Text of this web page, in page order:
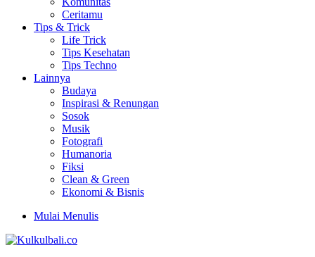
Ceritamu
Tips & Trick
Life Trick
Tips Kesehatan
Tips Techno
Lainnya
Budaya
Inspirasi & Renungan
Sosok
Musik
Fotografi
Humanoria
Fiksi
Clean & Green
Ekonomi & Bisnis
Mulai Menulis